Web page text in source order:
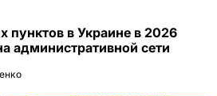
пунктов в Украине в 2026
административной сети